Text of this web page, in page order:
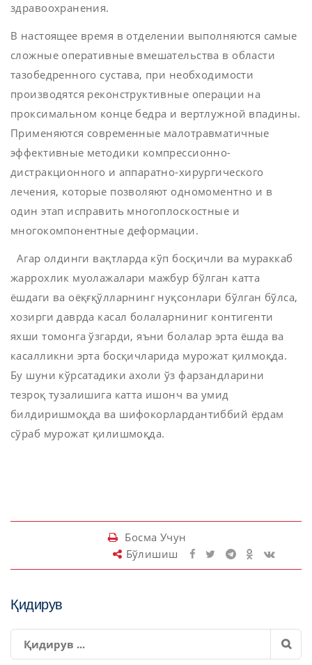
здравоохранения.
В настоящее время в отделении выполняются самые
сложные оперативные вмешательства в области
тазобедренного сустава, при необходимости
производятся реконструктивные операции на
проксимальном конце бедра и вертлужной впадины.
Применяются современные малотравматичные
эффективные методики компрессионно-
дистракционного и аппаратно-хирургического
лечения, которые позволяют одномоментно и в
один этап исправить многоплоскостные и
многокомпонентные деформации.
Агар олдинги вақтларда кўп босқичли ва мураккаб
жаррохлик муолажалари мажбур бўлган катта
ёшдаги ва оёқғқўлларнинг нуқсонлари бўлган бўлса,
хозирги даврда касал болаларниниг контигенти
яхши томонга ўзгарди, яъни болалар эрта ёшда ва
касалликни эрта босқичларида мурожат қилмоқда.
Бу шуни кўрсатадики ахоли ўз фарзандларини
тезроқ тузалишига катта ишонч ва умид
билдиришмоқда ва шифокорлардантиббий ёрдам
сўраб мурожат қилишмоқда.
Босма Учун
Бўлишиш
Қидирув